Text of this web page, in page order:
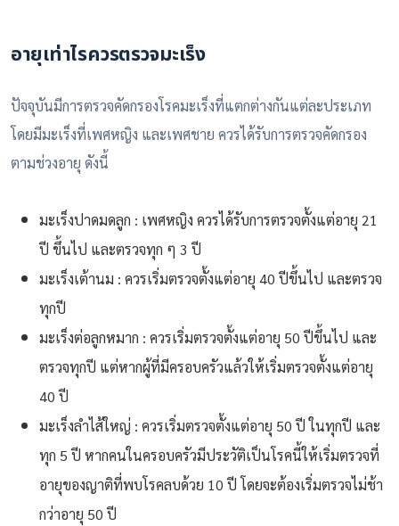
อายุเท่าไรควรตรวจมะเร็ง
ปัจจุบันมีการตรวจคัดกรองโรคมะเร็งที่แตกต่างกันแต่ละประเภท
โดยมีมะเร็งที่เพศหญิง และเพศชาย ควรได้รับการตรวจคัดกรอง
ตามช่วงอายุ ดังนี้
มะเร็งปาดมดลูก : เพศหญิง ควรได้รับการตรวจตั้งแต่อายุ 21
ปี ขึ้นไป และตรวจทุก ๆ 3 ปี
มะเร็งเต้านม : ควรเริ่มตรวจตั้งแต่อายุ 40 ปีขึ้นไป และตรวจ
ทุกปี
มะเร็งต่อลูกหมาก : ควรเริ่มตรวจตั้งแต่อายุ 50 ปีขึ้นไป และ
ตรวจทุกปี แต่หากผู้ที่มีครอบครัวแล้วให้เริ่มตรวจตั้งแต่อายุ
40 ปี
มะเร็งลำไส้ใหญ่ : ควรเริ่มตรวจตั้งแต่อายุ 50 ปี ในทุกปี และ
ทุก 5 ปี หากคนในครอบครัวมีประวัติเป็นโรคนี้ให้เริ่มตรวจที่
อายุของญาติที่พบโรคลบด้วย 10 ปี โดยจะต้องเริ่มตรวจไม่ช้า
กว่าอายุ 50 ปี